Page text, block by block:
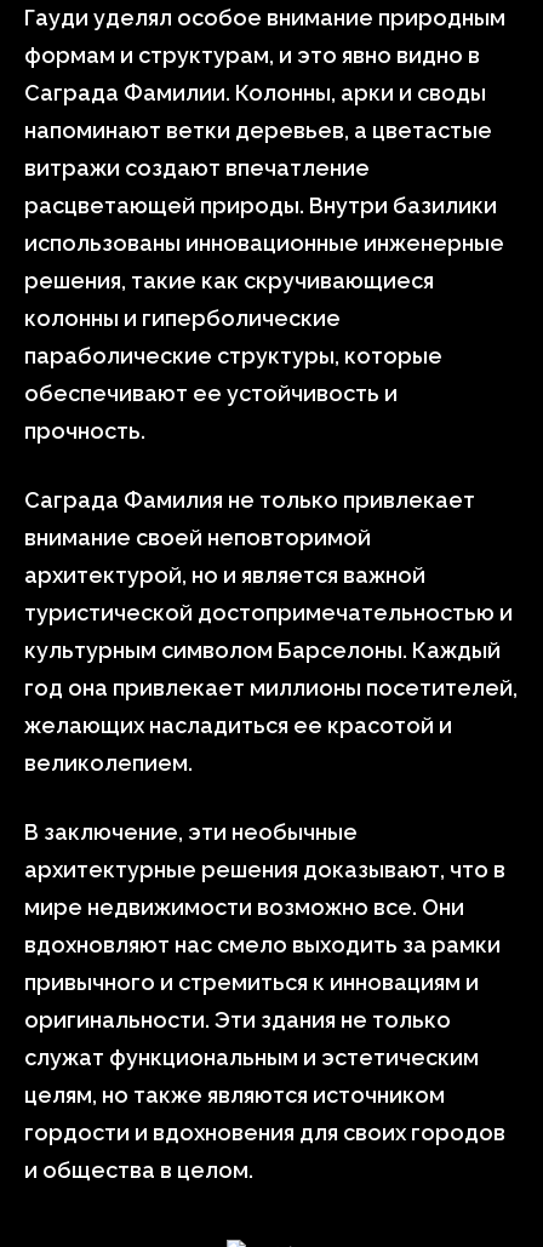
Гауди уделял особое внимание природным
формам и структурам, и это явно видно в
Саграда Фамилии. Колонны, арки и своды
напоминают ветки деревьев, а цветастые
витражи создают впечатление
расцветающей природы. Внутри базилики
использованы инновационные инженерные
решения, такие как скручивающиеся
колонны и гиперболические
параболические структуры, которые
обеспечивают ее устойчивость и
прочность.
Саграда Фамилия не только привлекает
внимание своей неповторимой
архитектурой, но и является важной
туристической достопримечательностью и
культурным символом Барселоны. Каждый
год она привлекает миллионы посетителей,
желающих насладиться ее красотой и
великолепием.
В заключение, эти необычные
архитектурные решения доказывают, что в
мире недвижимости возможно все. Они
вдохновляют нас смело выходить за рамки
привычного и стремиться к инновациям и
оригинальности. Эти здания не только
служат функциональным и эстетическим
целям, но также являются источником
гордости и вдохновения для своих городов
и общества в целом.